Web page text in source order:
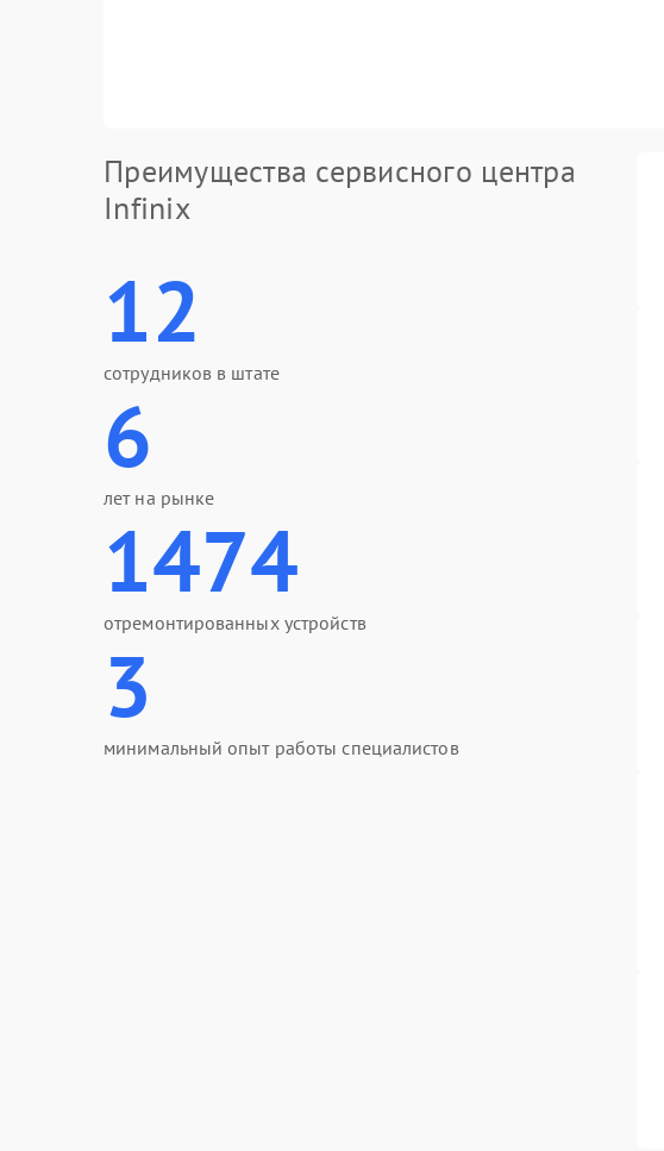
Преимущества сервисного центра
Infinix
12
сотрудников в штате
6
лет на рынке
1474
отремонтированных устройств
3
минимальный опыт работы специалистов